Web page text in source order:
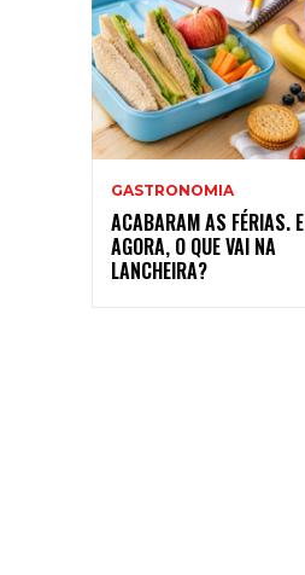
GASTRONOMIA
ACABARAM AS FÉRIAS. E
AGORA, O QUE VAI NA
LANCHEIRA?